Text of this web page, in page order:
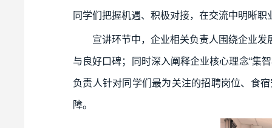
同学们把握机遇、积极对接，在交流中明晰职
宣讲环节中，企业相关负责人围绕企业
与良好口碑；同时深入阐释企业核心理念“集
负责人针对同学们最为关注的招聘岗位、食
障。